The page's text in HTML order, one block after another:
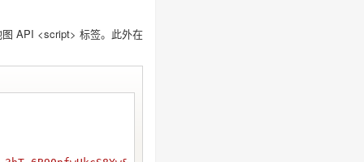
API <script> 标签。此外在